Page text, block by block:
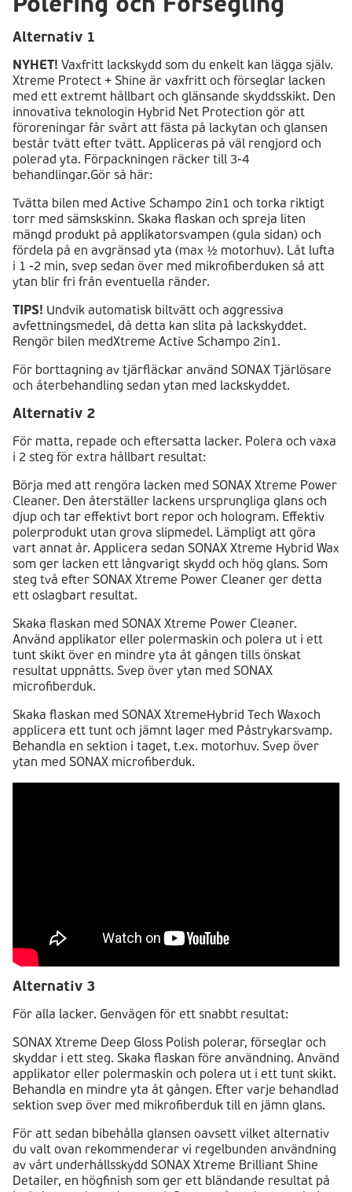
Alternativ 1
NYHET! Vaxfritt lackskydd som du enkelt kan lägga själv.
Xtreme Protect + Shine är vaxfritt och förseglar lacken
med ett extremt hållbart och glänsande skyddsskikt. Den
innovativa teknologin Hybrid Net Protection gör att
föroreningar får svårt att fästa på lackytan och glansen
består tvätt efter tvätt. Appliceras på väl rengjord och
polerad yta. Förpackningen räcker till 3-4
behandlingar.Gör så här:
Tvätta bilen med Active Schampo 2in1 och torka riktigt
torr med sämskskinn. Skaka flaskan och spreja liten
mängd produkt på applikatorsvampen (gula sidan) och
fördela på en avgränsad yta (max ½ motorhuv). Låt lufta
i 1 -2 min, svep sedan över med mikrofiberduken så att
ytan blir fri från eventuella ränder.
TIPS! Undvik automatisk biltvätt och aggressiva
avfettningsmedel, då detta kan slita på lackskyddet.
Rengör bilen medXtreme Active Schampo 2in1.
För borttagning av tjärfläckar använd SONAX Tjärlösare
och återbehandling sedan ytan med lackskyddet.
Alternativ 2
För matta, repade och eftersatta lacker. Polera och vaxa
i 2 steg för extra hållbart resultat:
Börja med att rengöra lacken med SONAX Xtreme Power
Cleaner. Den återställer lackens ursprungliga glans och
djup och tar effektivt bort repor och hologram. Effektiv
polerprodukt utan grova slipmedel. Lämpligt att göra
vart annat år. Applicera sedan SONAX Xtreme Hybrid Wax
som ger lacken ett långvarigt skydd och hög glans. Som
steg två efter SONAX Xtreme Power Cleaner ger detta
ett oslagbart resultat.
Skaka flaskan med SONAX Xtreme Power Cleaner.
Använd applikator eller polermaskin och polera ut i ett
tunt skikt över en mindre yta åt gången tills önskat
resultat uppnåtts. Svep över ytan med SONAX
microfiberduk.
Skaka flaskan med SONAX XtremeHybrid Tech Waxoch
applicera ett tunt och jämnt lager med Påstrykarsvamp.
Behandla en sektion i taget, t.ex. motorhuv. Svep över
ytan med SONAX microfiberduk.
Alternativ 3
För alla lacker. Genvägen för ett snabbt resultat:
SONAX Xtreme Deep Gloss Polish polerar, förseglar och
skyddar i ett steg. Skaka flaskan före användning. Använd
applikator eller polermaskin och polera ut i ett tunt skikt.
Behandla en mindre yta åt gången. Efter varje behandlad
sektion svep över med mikrofiberduk till en jämn glans.
För att sedan bibehålla glansen oavsett vilket alternativ
du valt ovan rekommenderar vi regelbunden användning
av vårt underhållsskydd SONAX Xtreme Brilliant Shine
Detailer, en högfinish som ger ett bländande resultat på